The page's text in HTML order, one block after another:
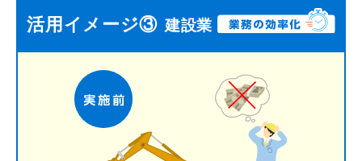
活用イメージ③ 建設業